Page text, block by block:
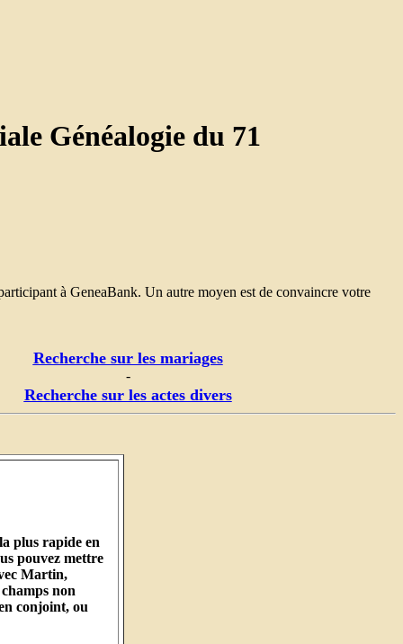
Généalogie du 71
à GeneaBank. Un autre moyen est de convaincre votre
Recherche sur les mariages
-
Recherche sur les actes divers
plus rapide en
pouvez mettre
Martin,
non
conjoint, ou